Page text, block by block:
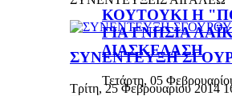
ΚΟΥΤΟΥΚΙ Η
ΓΙΑ ΓΝΗΣΙΑ
ΔΙΑΣΚΕΔΑΣΗ
Τετάρτη, 05
ΣΥΝΕΝΤΕΥΞΗ
Τρίτη, 25 Φεβρουαρίου 2014